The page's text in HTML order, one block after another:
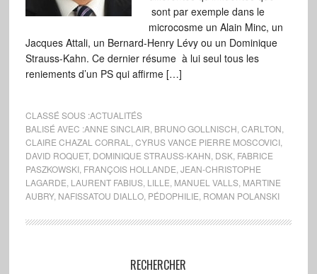
sont par exemple dans le
microcosme un Alain Minc, un
Jacques Attali, un Bernard-Henry Lévy ou un Dominique
Strauss-Kahn. Ce dernier résume à lui seul tous les
reniements d’un PS qui affirme […]
CLASSÉ SOUS :ACTUALITÉS
BALISÉ AVEC :ANNE SINCLAIR BRUNO GOLLNISCH CARLTON
CLAIRE CHAZAL CORRAL
CYRUS VANCE PIERRE MOSCOVICI,
DAVID ROQUET, DOMINIQUE STRAUSS-KAHN DSK, FABRICE
PASZKOWSKI, FRANÇOIS HOLLANDE JEAN-CHRISTOPHE
LAGARDE LAURENT FABIUS, LILLE MANUEL VALLS, MARTINE
AUBRY, NAFISSATOU DIALLO, PÉDOPHILIE ROMAN POLANSKI
RECHERCHER